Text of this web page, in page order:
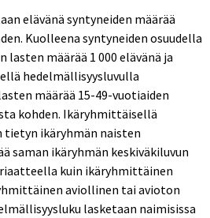
elävänä syntyneiden määrää
Kuolleena syntyneiden osuudella
määrää 1 000 elävänä ja
hedelmällisyysluvulla
määrää 15-49-vuotiaiden
kohden. Ikäryhmittäisellä
ikäryhmän naisten
saman ikäryhmän keskiväkiluvun
kuin ikäryhmittäinen
aviollinen tai avioton
lasketaan naimisissa